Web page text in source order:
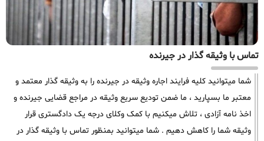
تماس با وثیقه گذار در جیرنده
شما میتوانید کلیه فرایند اجاره وثیقه در جیرنده را به وثیقه گذار معتمد و
معتبر ما بسپارید ، ما ضمن تودیع سریع وثیقه در مراجع قضایی جیرنده و
اخذ نامه آزادی ، تلاش میکنیم با کمک وکلای درجه یک دادگستری قرار
وثیقه شما را کاهش دهیم . شما میتوانید بمنظور تماس با وثیقه گذار در